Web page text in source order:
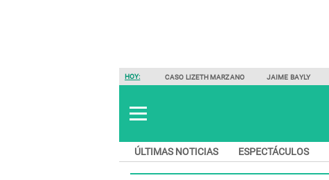
HOY: CASO LIZETH MARZANO JAIME BAYLY
ÚLTIMAS NOTICIAS ESPECTÁCULOS